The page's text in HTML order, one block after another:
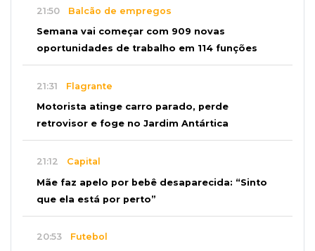
21:50 Balcão de empregos
Semana vai começar com 909 novas
oportunidades de trabalho em 114 funções
21:31 Flagrante
Motorista atinge carro parado, perde
retrovisor e foge no Jardim Antártica
21:12 Capital
Mãe faz apelo por bebê desaparecida: “Sinto
que ela está por perto”
20:53 Futebol